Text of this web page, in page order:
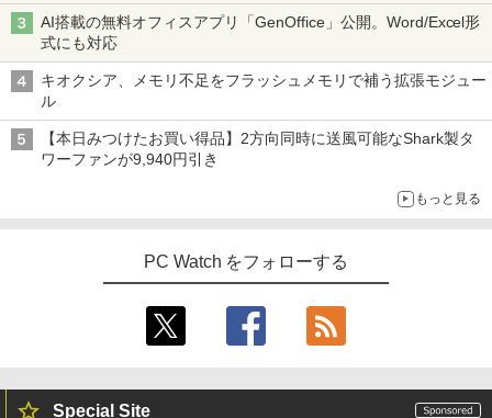
AI搭載の無料オフィスアプリ「GenOffice」公開。Word/Excel形
式にも対応
キオクシア、メモリ不足をフラッシュメモリで補う拡張モジュー
ル
【本日みつけたお買い得品】2方向同時に送風可能なShark製タ
ワーファンが9,940円引き
もっと見る
PC Watch をフォローする
Special Site